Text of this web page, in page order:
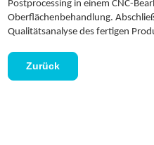
Postprocessing in einem CNC-
Oberflächenbehandlung.
Qualitätsanalyse des fertigen
Zurück